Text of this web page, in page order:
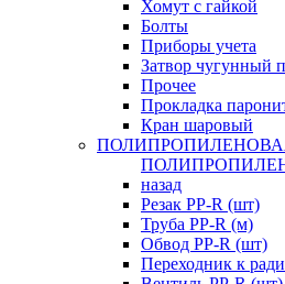
Хомут с гайкой
Болты
Приборы учета
Затвор чугунный
Прочее
Прокладка
Кран шаровый
назад
Резак PP-R (шт)
Труба PP-R (м)
Обвод PP-R (шт)
Переходник к